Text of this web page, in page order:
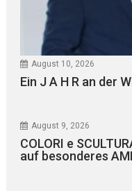
August 10, 2026
Ein J A H R an der
August 9, 2026
COLORI e
auf besonderes